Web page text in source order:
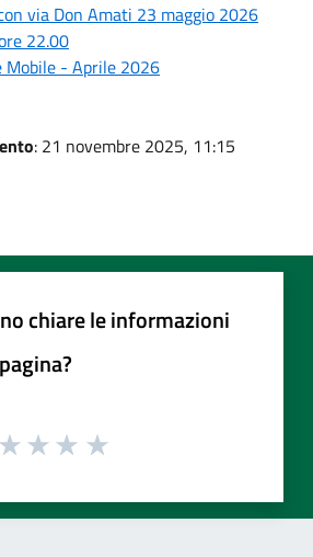
via Don Amati 23 maggio 2026
22.00
Mobile - Aprile 2026
: 21 novembre 2025, 11:15
chiare le informazioni